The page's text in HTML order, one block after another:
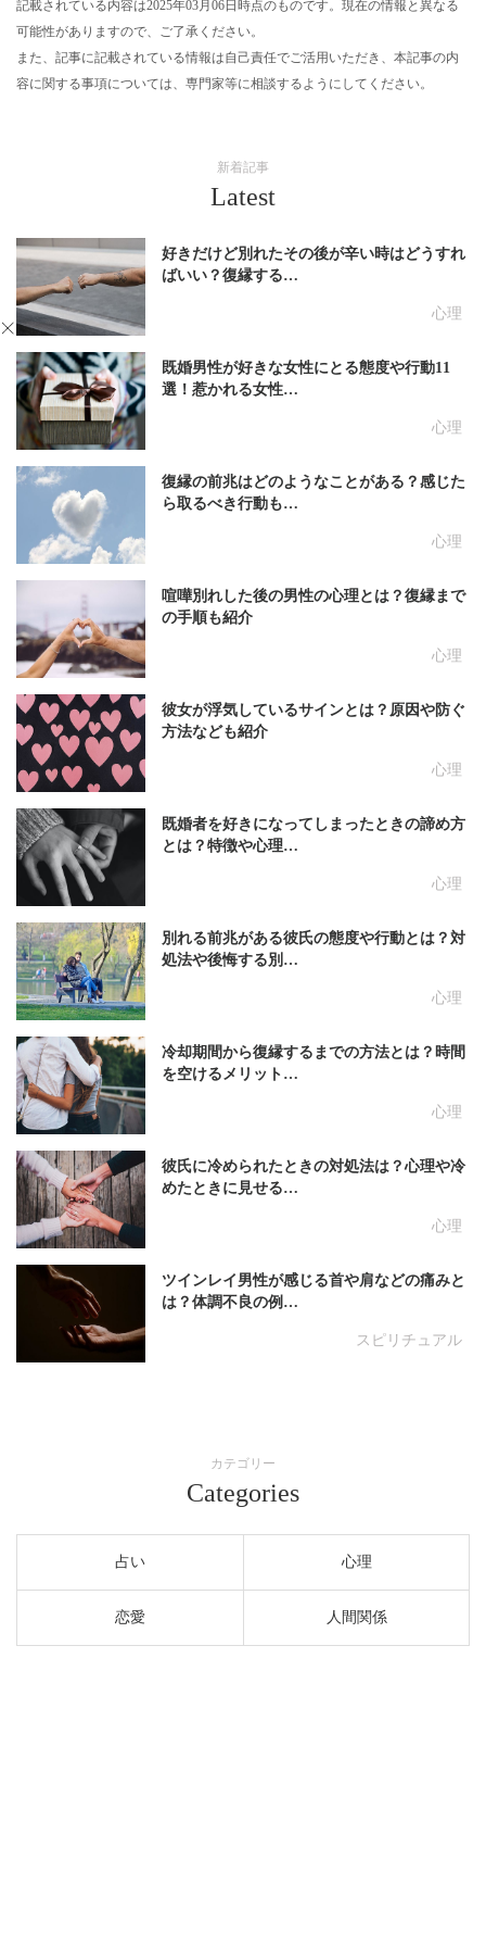
記載されている内容は2025年03月06日時点のものです。現在の情報と異なる
可能性がありますので、ご了承ください。
また、記事に記載されている情報は自己責任でご活用いただき、本記事の内
容に関する事項については、専門家等に相談するようにしてください。
新着記事
Latest
心理
好きだけど別れたその後が辛い時はどうすれ
ばいい？復縁する…
心理
既婚男性が好きな女性にとる態度や行動11
選！惹かれる女性…
心理
復縁の前兆はどのようなことがある？感じた
ら取るべき行動も…
心理
喧嘩別れした後の男性の心理とは？復縁まで
の手順も紹介
心理
彼女が浮気しているサインとは？原因や防ぐ
方法なども紹介
心理
既婚者を好きになってしまったときの諦め方
とは？特徴や心理…
心理
別れる前兆がある彼氏の態度や行動とは？対
処法や後悔する別…
心理
冷却期間から復縁するまでの方法とは？時間
を空けるメリット…
心理
彼氏に冷められたときの対処法は？心理や冷
めたときに見せる…
スピリチュアル
ツインレイ男性が感じる首や肩などの痛みと
は？体調不良の例…
カテゴリー
Categories
占い 心理
恋愛 人間関係